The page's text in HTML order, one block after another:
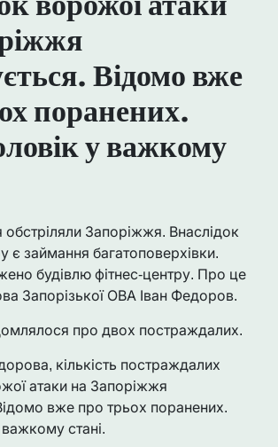
Відомо вже
поранених.
у важкому
обстріляли Запоріжжя. Внаслідок
є займання багатоповерхівки.
будівлю фітнес-центру. Про це
Запорізької ОВА Іван Федоров.
про двох постраждалих.
кількість постраждалих
атаки на Запоріжжя
вже про трьох поранених.
стані.